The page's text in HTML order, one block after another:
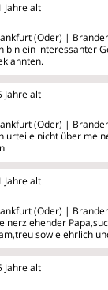
Jahre alt
(Oder) |
bin ein interessanter
annten.
Jahre alt
(Oder) |
urteile nicht über
Jahre alt
(Oder) |
sowie ehrlich
Jahre alt